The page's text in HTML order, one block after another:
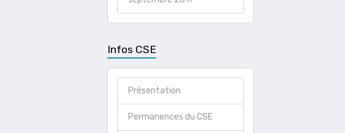
Infos CSE
Présentation
Permanences du CSE